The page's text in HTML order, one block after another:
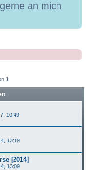
an mich
1
10:49
13:19
[2014]
13:09